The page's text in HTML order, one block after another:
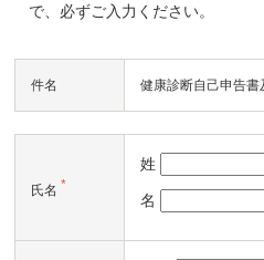
で、必ずご入力ください。
件名 健康診断自己申告
氏名 *
姓
名